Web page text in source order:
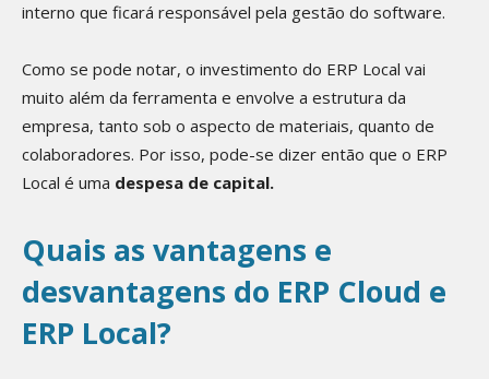
interno que ficará responsável pela gestão do software.
Como se pode notar, o investimento do ERP Local vai
muito além da ferramenta e envolve a estrutura da
empresa, tanto sob o aspecto de materiais, quanto de
colaboradores. Por isso, pode-se dizer então que o ERP
Local é uma despesa de capital.
Quais as vantagens e
desvantagens do ERP Cloud e
ERP Local?